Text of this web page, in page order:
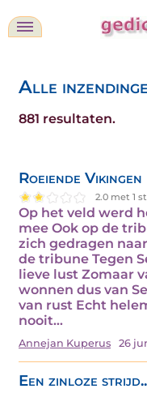
Alle
881 resultaten.
Roeiende Vikingen
2.0 met 1
Op het veld werd
mee Ook op de
zich gedragen
de tribune Tegen
lieve lust Zomaar
wonnen dus van
van rust Echt
nooit…
Annejan Kuperus 26
Een zinloze